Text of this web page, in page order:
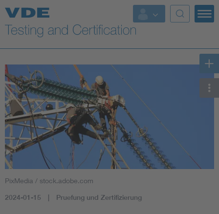
Key Topics
PixMedia / stock.adobe.com
2024-01-15 Pruefung und Zertifizierung